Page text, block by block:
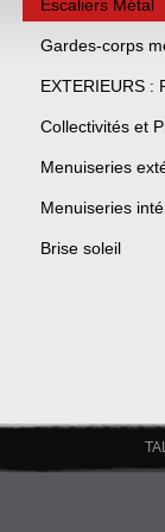
Escaliers Métal
Gardes-corps
EXTERIEURS :
Collectivités et
Menuiseries
Menuiseries
Brise soleil